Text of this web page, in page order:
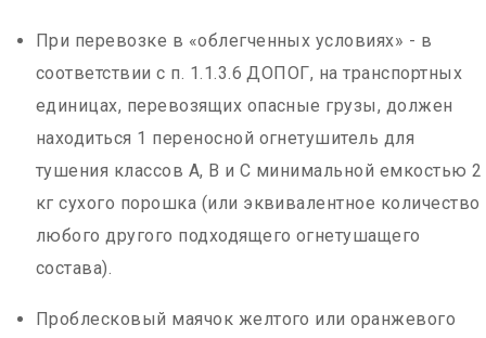
При перевозке в «облегченных условиях» - в
соответствии с п. 1.1.3.6 ДОПОГ, на транспортных
единицах, перевозящих опасные грузы, должен
находиться 1 переносной огнетушитель для
тушения классов А, В и С минимальной емкостью 2
кг сухого порошка (или эквивалентное количество
любого другого подходящего огнетушащего
состава).
Проблесковый маячок желтого или оранжевого